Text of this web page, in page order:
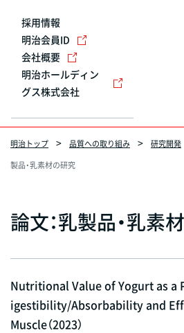
採用情報
明治会員ID
会社概要
明治ホールディン
グス株式会社
明治トップ 品質への取り組み 研究開発
製品・乳素材の研究
論文：乳製品・乳素
Nutritional Value of Yogurt as a
igestibility/Absorbability and
Muscle（2023）